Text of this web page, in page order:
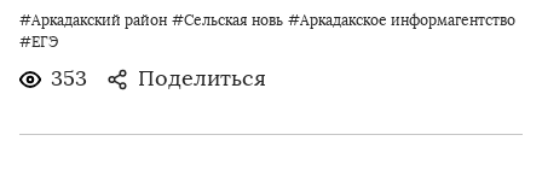
#Аркадакский район #Сельская новь #Аркадакское информагентство
#ЕГЭ
353 Поделиться